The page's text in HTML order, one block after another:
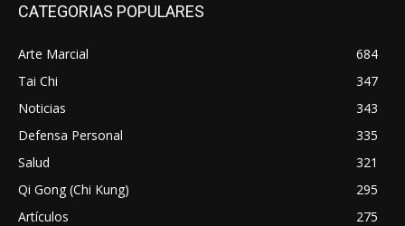
CATEGORIAS POPULARES
Arte Marcial
684
Tai Chi
347
Noticias
343
Defensa Personal
335
Salud
321
Qi Gong (Chi Kung)
295
Artículos
275